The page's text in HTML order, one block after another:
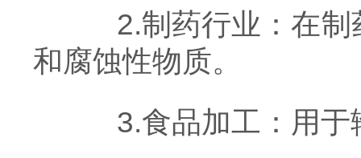
2.制药行业：在制
和腐蚀性物质。
3.食品加工：用于